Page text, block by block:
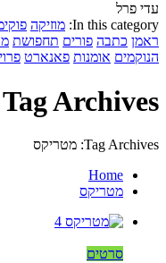
עדי פרל
In this category: מוזיקה
ראמן כתבה פורים תחפושת
הנוקמים אומנות פאנארט
Tag Archives: מטריקס
Tag Archives: מטריקס
Home
מטריקס
סרטים